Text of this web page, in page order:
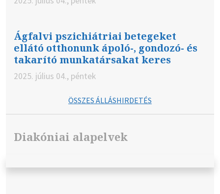
Ágfalvi pszichiátriai betegeket
ellátó otthonunk ápoló-, gondozó- és
takarító munkatársakat keres
2025. július 04., péntek
ÖSSZES ÁLLÁSHIRDETÉS
Diakóniai alapelvek